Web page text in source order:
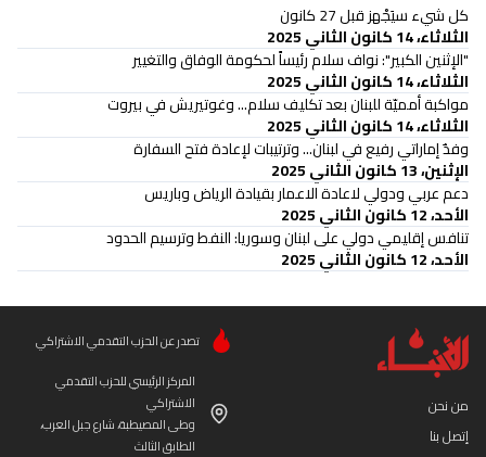
كل شيء سيَجْهز قبل 27 كانون
الثلاثاء، 14 كانون الثاني 2025
"الإثنين الكبير": نواف سلام رئيساً لحكومة الوفاق والتغيير
الثلاثاء، 14 كانون الثاني 2025
مواكبة أمميّة للبنان بعد تكليف سلام... وغوتيريش في بيروت
الثلاثاء، 14 كانون الثاني 2025
وفدٌ إماراتي رفيع في لبنان... وترتيبات لإعادة فتح السفارة
الإثنين، 13 كانون الثاني 2025
دعم عربي ودولي لاعادة الاعمار بقيادة الرياض وباريس
الأحد، 12 كانون الثاني 2025
تنافس إقليمي دولي على لبنان وسوريا: النفط وترسيم الحدود
الأحد، 12 كانون الثاني 2025
من نحن
إتصل بنا
تصدر عن الحزب التقدمي الاشتراكي
المركز الرئيسي للحزب التقدمي
الاشتراكي
وطى المصيطبة، شارع جبل العرب،
الطابق الثالث